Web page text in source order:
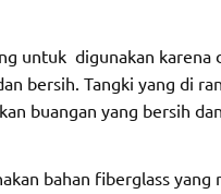
untuk digunakan karena
bersih. Tangki yang di
buangan yang bersih
bahan fiberglass yang